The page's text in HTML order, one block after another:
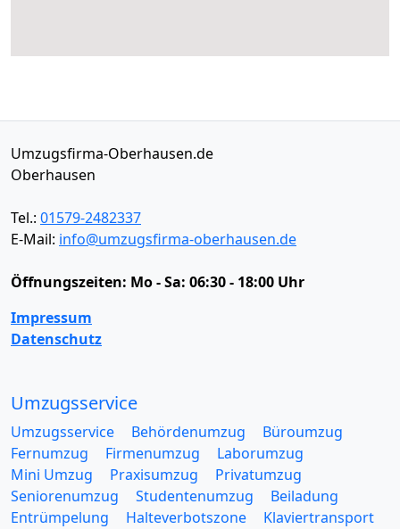
Umzugsfirma-Oberhausen.de
Oberhausen
Tel.: 01579-2482337
E-Mail: info@umzugsfirma-oberhausen.de
Öffnungszeiten: Mo - Sa: 06:30 - 18:00 Uhr
Impressum
Datenschutz
Umzugsservice
Umzugsservice Behördenumzug
Büroumzug
Fernumzug
Firmenumzug
Laborumzug
Mini Umzug
Praxisumzug
Privatumzug
Seniorenumzug
Studentenumzug
Beiladung
Entrümpelung
Halteverbotszone
Klaviertransport